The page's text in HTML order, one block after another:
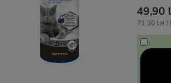
49,90
71,30 lei /